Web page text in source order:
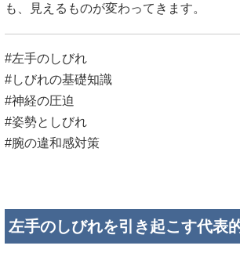
も、見えるものが変わってきます。
#左手のしびれ
#しびれの基礎知識
#神経の圧迫
#姿勢としびれ
#腕の違和感対策
左手のしびれを引き起こす代表